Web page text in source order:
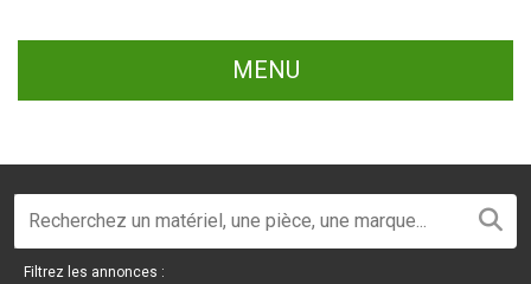
MENU
Filtrez les annonces :